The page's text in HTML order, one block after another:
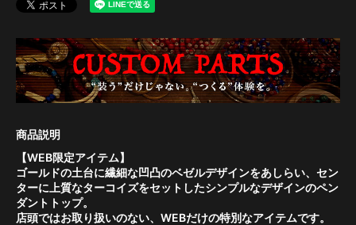
【WEB限定アイテム】
ゴールドの土台に繊細な凹凸のベゼルデザインをあしらい、セン
ターに上質なターコイズをセットしたシンプルなデザインのペン
ダントトップ。
店頭ではお取り扱いのない、WEBだけの特別なアイテムです。